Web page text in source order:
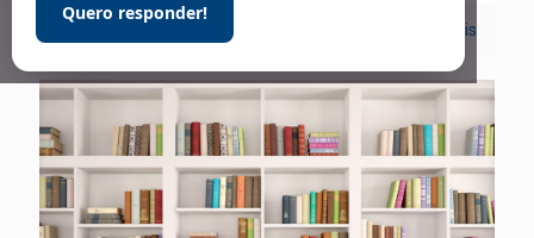
Quero responder!
Leia mais